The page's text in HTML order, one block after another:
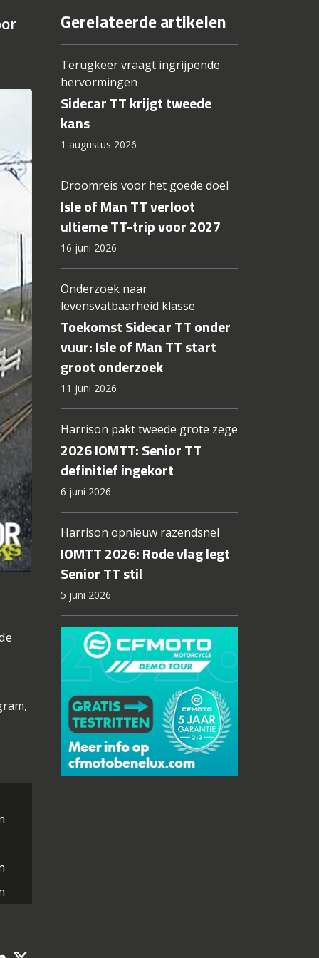
Gerelateerde artikelen
Terugkeer vraagt ingrijpende
hervormingen
Sidecar TT krijgt tweede
kans
1 augustus 2026
Droomreis voor het goede doel
Isle of Man TT verloot
ultieme TT-trip voor 2027
16 juni 2026
Onderzoek naar
levensvatbaarheid klasse
Toekomst Sidecar TT onder
vuur: Isle of Man TT start
groot onderzoek
11 juni 2026
Harrison pakt tweede grote zege
2026 IOMTT: Senior TT
definitief ingekort
6 juni 2026
Harrison opnieuw razendsnel
IOMTT 2026: Rode vlag legt
Senior TT stil
5 juni 2026